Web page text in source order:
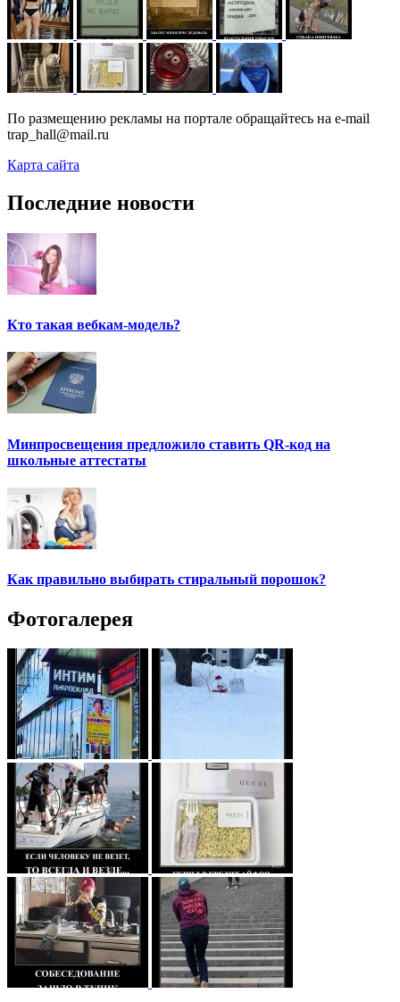
По размещению рекламы на портале обращайтесь на e-mail
trap_hall@mail.ru
Карта сайта
Последние новости
Кто такая вебкам-модель?
Минпросвещения предложило ставить QR-код на
школьные аттестаты
Как правильно выбирать стиральный порошок?
Фотогалерея